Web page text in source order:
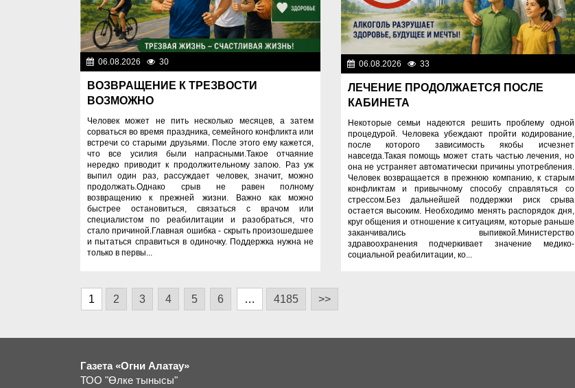
06.08.2026 30
ВОЗВРАЩЕНИЕ К ТРЕЗВОСТИ
ВОЗМОЖНО
Человек может не пить несколько месяцев, а затем
сорваться во время праздника, семейного конфликта или
встречи со старыми друзьями. После этого ему кажется,
что все усилия были напрасными.Такое отчаяние
нередко приводит к продолжительному запою. Раз уж
выпил один раз, рассуждает человек, значит, можно
продолжать.Однако срыв не равен полному
возвращению к прежней жизни. Важно как можно
быстрее остановиться, связаться с врачом или
специалистом по реабилитации и разобраться, что
стало причиной.Главная ошибка - скрыть произошедшее
и пытаться справиться в одиночку. Поддержка нужна не
только в первы...
06.08.2026 33
ЛЕЧЕНИЕ ПРОДОЛЖАЕТСЯ ПОСЛЕ
КАБИНЕТА
Некоторые семьи надеются решить проблему одной
процедурой. Человека убеждают пройти кодирование,
после которого зависимость якобы исчезнет
навсегда.Такая помощь может стать частью лечения, но
она не устраняет автоматически причины употребления.
Человек возвращается в прежнюю компанию, к старым
конфликтам и привычному способу справляться со
стрессом.Без дальнейшей поддержки риск срыва
остается высоким. Необходимо менять распорядок дня,
круг общения и отношение к ситуациям, которые раньше
заканчивались выпивкой.Министерство
здравоохранения подчеркивает значение медико-
социальной реабилитации, ко...
1 2 3 4 5 6 … 4185 >>
Газета «Огни Алатау»
ТОО "Өлке тынысы"